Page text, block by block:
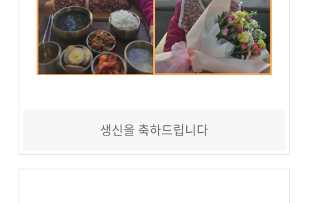
생신을 축하드립니다